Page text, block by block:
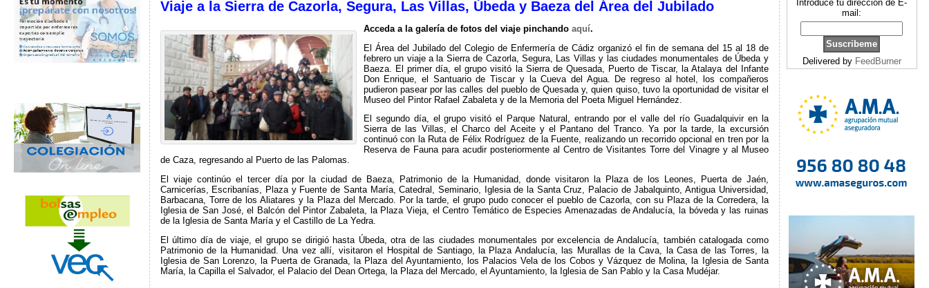
Viaje a la Sierra de Cazorla, Segura, Las Villas, Úbeda y Baeza del Área del Jubilado
Acceda a la galería de fotos del viaje pinchando aquí.
El Área del Jubilado del Colegio de Enfermería de Cádiz organizó el fin de semana del 15 al 18 de
febrero un viaje a la Sierra de Cazorla, Segura, Las Villas y las ciudades monumentales de Úbeda y
Baeza. El primer día, el grupo visitó la Sierra de Quesada, Puerto de Tiscar, la Atalaya del Infante
Don Enrique, el Santuario de Tiscar y la Cueva del Agua. De regreso al hotel, los compañeros
pudieron pasear por las calles del pueblo de Quesada y, quien quiso, tuvo la oportunidad de visitar el
Museo del Pintor Rafael Zabaleta y de la Memoria del Poeta Miguel Hernández.
El segundo día, el grupo visitó el Parque Natural, entrando por el valle del río Guadalquivir en la
Sierra de las Villas, el Charco del Aceite y el Pantano del Tranco. Ya por la tarde, la excursión
continuó con la Ruta de Félix Rodríguez de la Fuente, realizando un recorrido opcional en tren por la
Reserva de Fauna para acudir posteriormente al Centro de Visitantes Torre del Vinagre y al Museo
de Caza, regresando al Puerto de las Palomas.
El viaje continúo el tercer día por la ciudad de Baeza, Patrimonio de la Humanidad, donde visitaron la Plaza de los Leones, Puerta de Jaén,
Carnicerías, Escribanías, Plaza y Fuente de Santa María, Catedral, Seminario, Iglesia de la Santa Cruz, Palacio de Jabalquinto, Antigua Universidad,
Barbacana, Torre de los Aliatares y la Plaza del Mercado. Por la tarde, el grupo pudo conocer el pueblo de Cazorla, con su Plaza de la Corredera, la
Iglesia de San José, el Balcón del Pintor Zabaleta, la Plaza Vieja, el Centro Temático de Especies Amenazadas de Andalucía, la bóveda y las ruinas
de la Iglesia de Santa María y el Castillo de La Yedra.
El último día de viaje, el grupo se dirigió hasta Úbeda, otra de las ciudades monumentales por excelencia de Andalucía, también catalogada como
Patrimonio de la Humanidad. Una vez allí, visitaron el Hospital de Santiago, la Plaza Andalucía, las Murallas de la Cava, la Casa de las Torres, la
Iglesia de San Lorenzo, la Puerta de Granada, la Plaza del Ayuntamiento, los Palacios Vela de los Cobos y Vázquez de Molina, la Iglesia de Santa
María, la Capilla el Salvador, el Palacio del Dean Ortega, la Plaza del Mercado, el Ayuntamiento, la Iglesia de San Pablo y la Casa Mudéjar.
Introduce tu dirección de E-
mail:
Delivered by FeedBurner